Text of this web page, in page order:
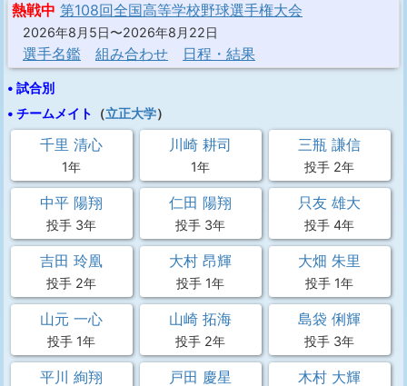
熱戦中 第108回全国高等学校野球選手権大会
2026年8月5日〜2026年8月22日
選手名鑑 組み合わせ 日程・結果
• 試合別
• チームメイト
（立正大学）
千里 清心
1年
川崎 耕司
1年
三瓶 謙信
投手 2年
中平 陽翔
投手 3年
仁田 陽翔
投手 3年
只友 雄大
投手 4年
吉田 玲凰
投手 2年
大村 昂輝
投手 1年
大畑 朱里
投手 1年
山元 一心
投手 1年
山崎 拓海
投手 2年
島袋 俐輝
投手 3年
平川 絢翔 戸田 慶星 木村 大輝